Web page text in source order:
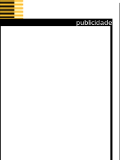
publicidade